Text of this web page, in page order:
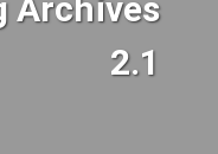
2.1